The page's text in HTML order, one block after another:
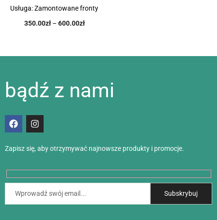
Usługa: Zamontowane fronty
350.00zł – 600.00zł
bądź z nami
Zapisz się, aby otrzymywać najnowsze produkty i promocje.